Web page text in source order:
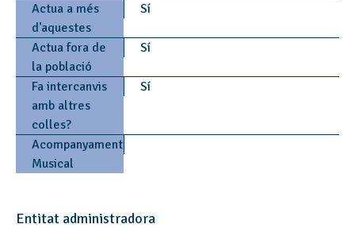
Actua a més
d'aquestes
Sí
Actua fora de
la població
Sí
Fa intercanvis
amb altres
colles?
Sí
Acompanyament
Musical
Entitat administradora